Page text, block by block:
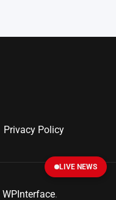
Privacy Policy
WPInterface.
LIVE NEWS